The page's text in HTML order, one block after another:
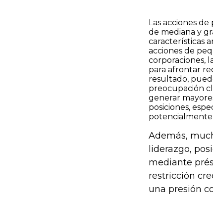
Las acciones
de mediana y
características
acciones de
corporaciones,
para afrontar
resultado,
preocupación
generar
posiciones,
potencialmente
Además,
liderazgo,
mediante
restricción
una presión